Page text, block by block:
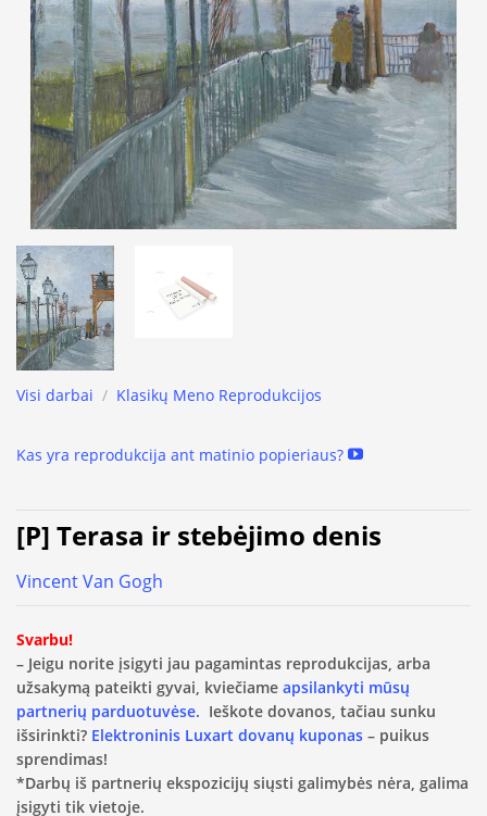
Visi darbai / Klasikų Meno Reprodukcijos
Kas yra reprodukcija ant matinio popieriaus?
[P] Terasa ir stebėjimo denis
Vincent Van Gogh
Svarbu!
– Jeigu norite įsigyti jau pagamintas reprodukcijas, arba
užsakymą pateikti gyvai, kviečiame apsilankyti mūsų
partnerių parduotuvėse. Ieškote dovanos, tačiau sunku
išsirinkti? Elektroninis Luxart dovanų kuponas – puikus
sprendimas!
*Darbų iš partnerių ekspozicijų siųsti galimybės nėra, galima
įsigyti tik vietoje.